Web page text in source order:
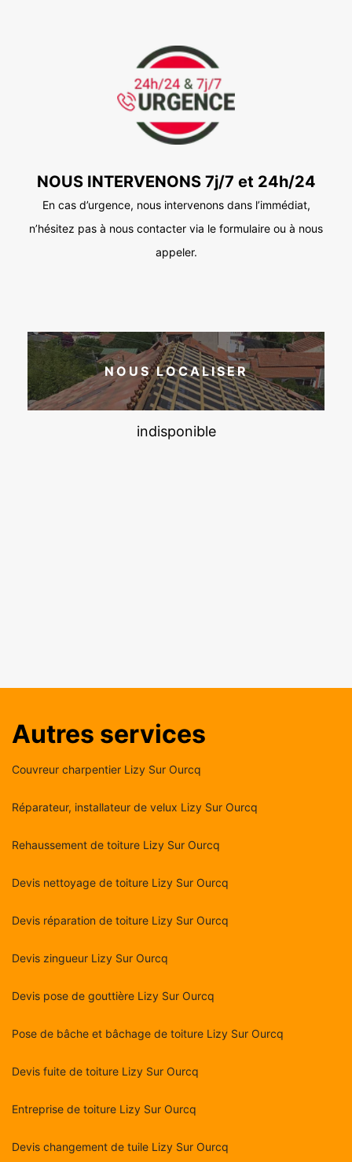
NOUS INTERVENONS 7j/7 et 24h/24
En cas d’urgence, nous intervenons dans l’immédiat,
n’hésitez pas à nous contacter via le formulaire ou à nous
appeler.
NOUS LOCALISER
indisponible
Autres services
Couvreur charpentier Lizy Sur Ourcq
Réparateur, installateur de velux Lizy Sur Ourcq
Rehaussement de toiture Lizy Sur Ourcq
Devis nettoyage de toiture Lizy Sur Ourcq
Devis réparation de toiture Lizy Sur Ourcq
Devis zingueur Lizy Sur Ourcq
Devis pose de gouttière Lizy Sur Ourcq
Pose de bâche et bâchage de toiture Lizy Sur Ourcq
Devis fuite de toiture Lizy Sur Ourcq
Entreprise de toiture Lizy Sur Ourcq
Devis changement de tuile Lizy Sur Ourcq